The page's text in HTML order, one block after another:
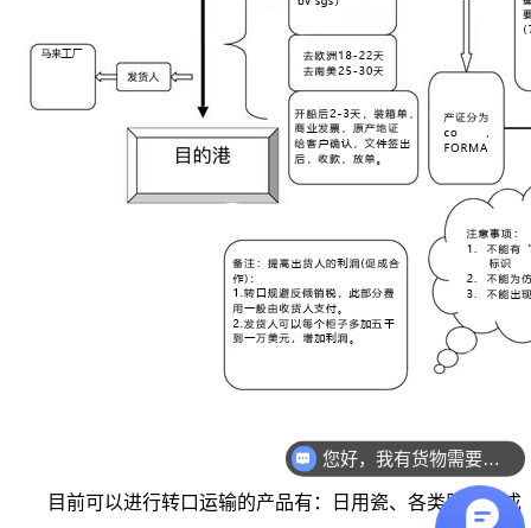
目前可以进行转口运输的产品有：日用瓷、各类服装（成
您好，我有货物需要你们的产品。